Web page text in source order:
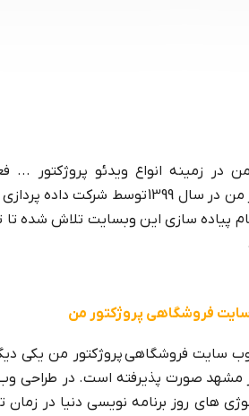
من در زمینه انواع ویدئو پروژکتور
پیاده سازی این وبسایت تلاش شده تا
فروشگاهی پروژکتور من
سایت فروشگاهی پروژکتور من یکی
مشهد صورت پذیرفته است. در طراحی
های روز برنامه نویسی دنیا در